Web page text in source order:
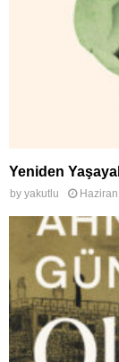
Yeniden
by yakutlu